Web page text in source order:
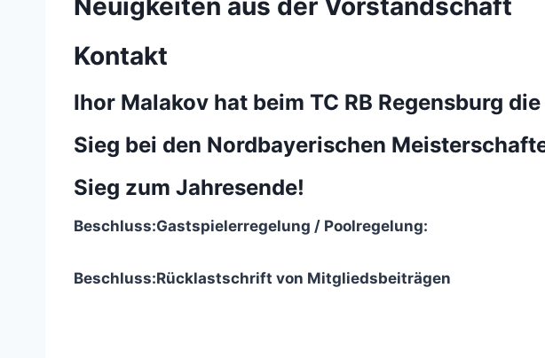
Neuigkeiten aus der Vorstandschaft
Kontakt
Ihor Malakov hat beim TC RB Regensburg
Sieg bei den Nordbayerischen
Sieg zum Jahresende!
Beschluss:Gastspielerregelung / Poolregelung:
Beschluss:Rücklastschrift von Mitgliedsbeiträgen